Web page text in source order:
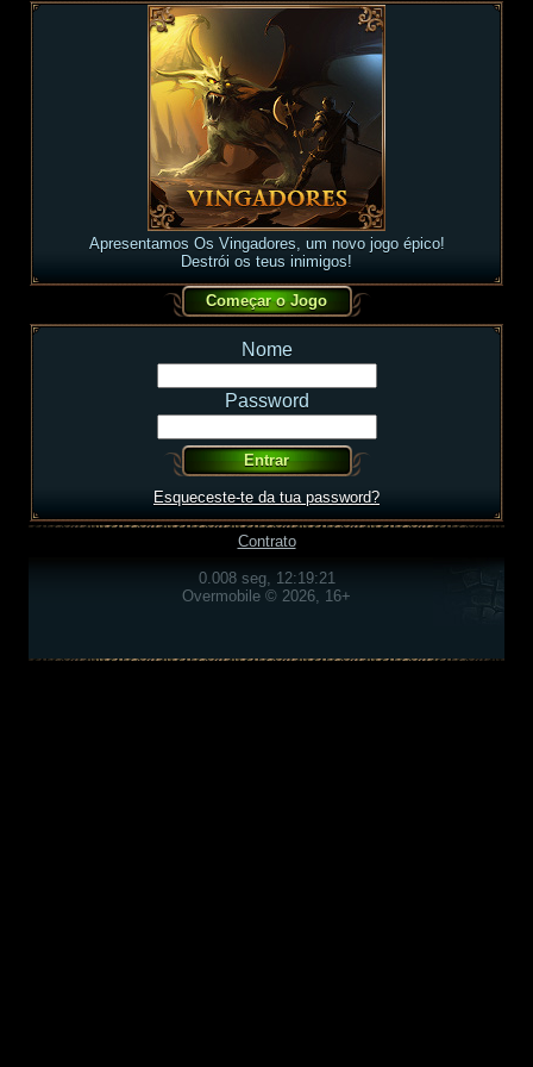
Apresentamos Os Vingadores, um novo jogo épico!
Destrói os teus inimigos!
Nome
Password
Esqueceste-te da tua password?
Contrato
0.008 seg, 12:19:21
Overmobile © 2026, 16+